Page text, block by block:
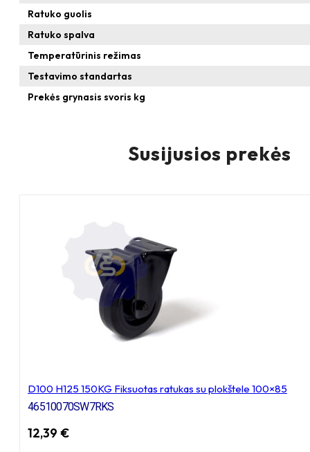
Ratuko guolis
Ratuko spalva
Temperatūrinis režimas
Testavimo standartas
Prekės grynasis svoris kg
Susijusios prekės
D100 H125 150KG Fiksuotas ratukas su plokštele 100×85
46510070SW7RKS
12,39 €